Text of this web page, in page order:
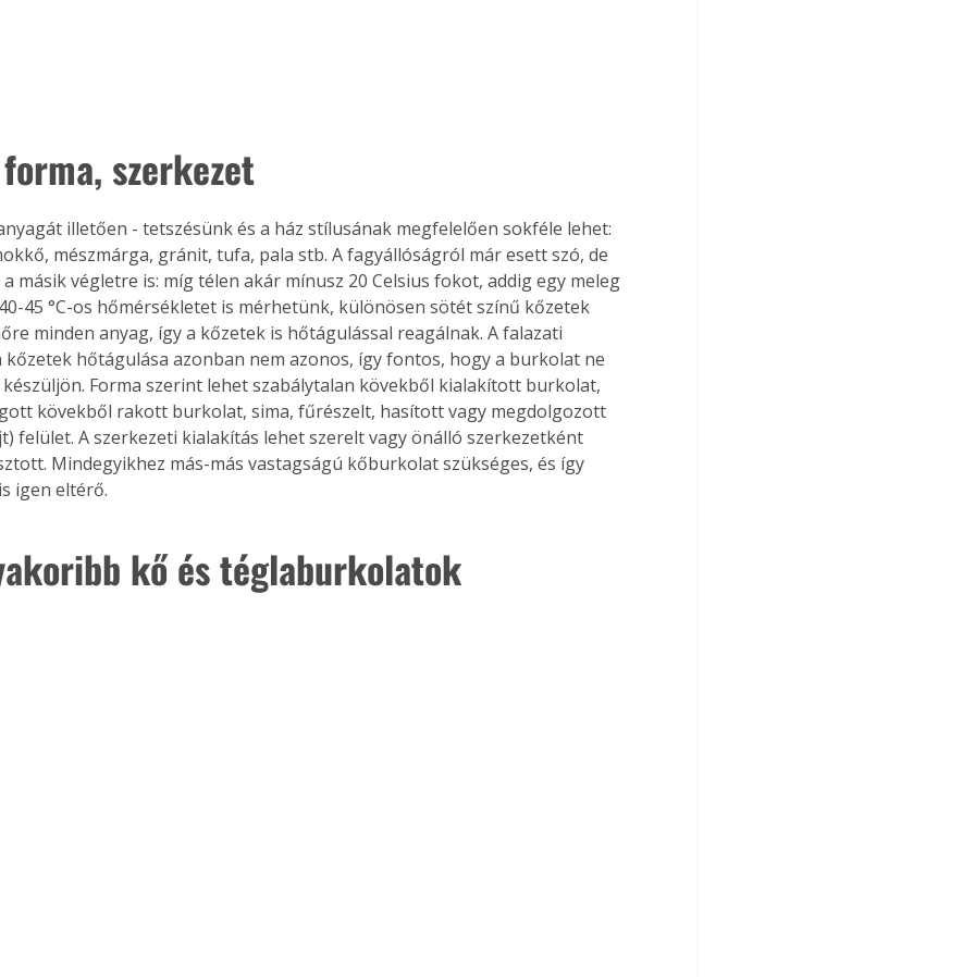
az
Old
új,
egyedi
vagy
Bárhol,
Együtt jobban megéri!
Bővebb információ itt!
Együtt jobban megéri! A
könyvek tetszőleges
párosítással kedvezményes
áron, 0 Ft postaköltséggel
megrendelhetők!
szerkezet
illetően - tetszésünk és a ház stílusának megfelelően sokféle lehet:
mészmárga, gránit, tufa, pala stb. A fagyállóságról már esett szó, de
másik végletre is: míg télen akár mínusz 20 Celsius fokot, addig egy meleg
45 °C-os hőmérsékletet is mérhetünk, különösen sötét színű kőzetek
minden anyag, így a kőzetek is hőtágulással reagálnak. A falazati
kőzetek hőtágulása azonban nem azonos, így fontos, hogy a burkolat ne
Forma szerint lehet szabálytalan kövekből kialakított burkolat,
kövekből rakott burkolat, sima, fűrészelt, hasított vagy megdolgozott
felület. A szerkezeti kialakítás lehet szerelt vagy önálló szerkezetként
Mindegyikhez más-más vastagságú kőburkolat szükséges, és így
igen eltérő.
kő és téglaburkolatok